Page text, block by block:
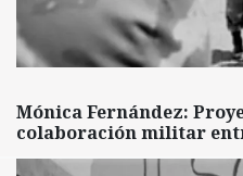
Mónica Fernández:
colaboración militar